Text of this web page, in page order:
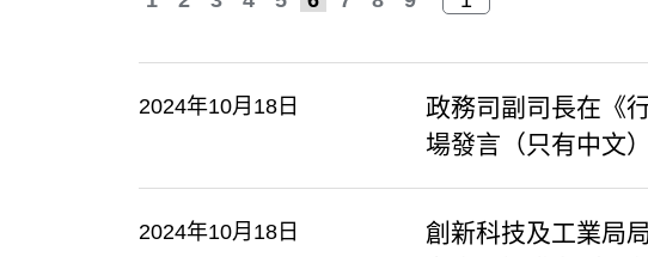
2024年10月18日
政務司副司長在《
場發言（只有中文）
2024年10月18日
創新科技及工業局